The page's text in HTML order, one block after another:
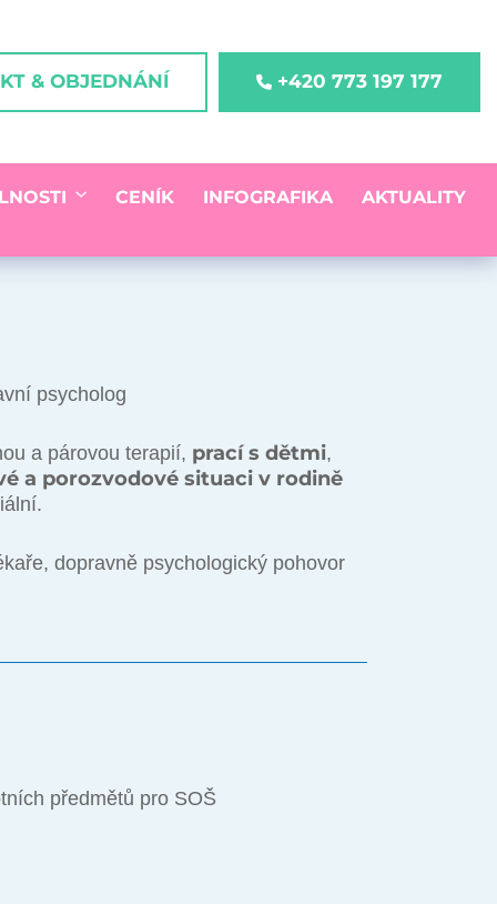
& OBJEDNÁNÍ +420 773 197 177
CENÍK INFOGRAFIKA AKTUALITY
psycholog
a párovou terapií, prací s dětmi,
a porozvodové situaci v rodině
dopravně psychologický pohovor
předmětů pro SOŠ